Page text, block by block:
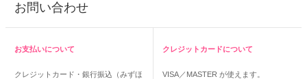
お問い合わせ
お支払いについて
クレジットカード・銀行振込（みずほ
クレジットカードについて
VISA／MASTER が使えます。